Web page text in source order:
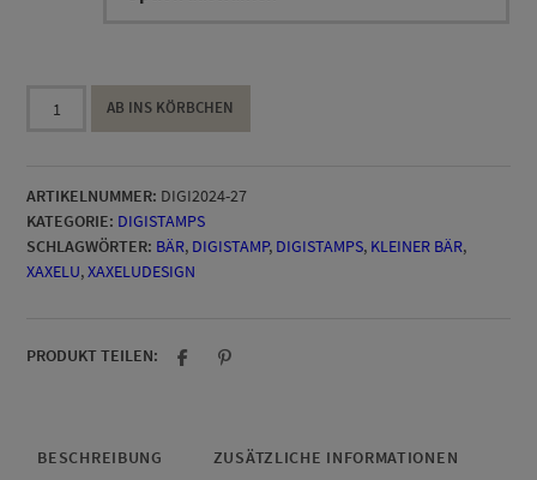
bis
geliebt,
lang
DigiStamp
Menge
AB INS KÖRBCHEN
ARTIKELNUMMER: DIGI2024-27
KATEGORIE: DIGISTAMPS
SCHLAGWÖRTER: BÄR, DIGISTAMP, DIGISTAMPS, KLEINER BÄR,
XAXELU,XAXELUDESIGN
PRODUKT TEILEN:
BESCHREIBUNG ZUSÄTZLICHE INFORMATIONEN